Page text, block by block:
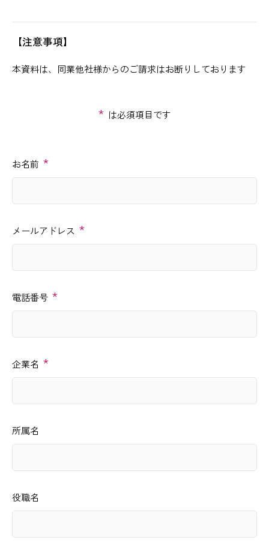
【注意事項】
本資料は、同業他社様からのご請求はお断りしております
* は必須項目です
お名前 *
メールアドレス *
電話番号 *
企業名 *
所属名
役職名